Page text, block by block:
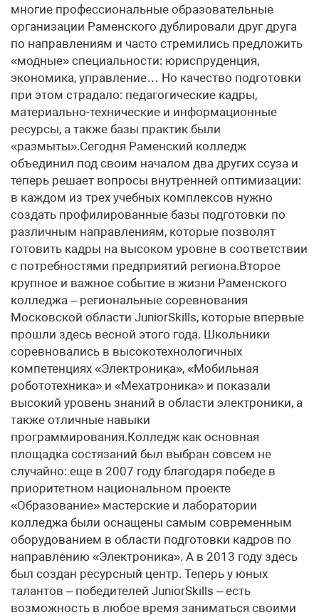
многие профессиональные образовательные
организации Раменского дублировали друг друга
по направлениям и часто стремились предложить
«модные» специальности: юриспруденция,
экономика, управление… Но качество подготовки
при этом страдало: педагогические кадры,
материально-технические и информационные
ресурсы, а также базы практик были
«размыты».Сегодня Раменский колледж
объединил под своим началом два других ссуза и
теперь решает вопросы внутренней оптимизации:
в каждом из трех учебных комплексов нужно
создать профилированные базы подготовки по
различным направлениям, которые позволят
готовить кадры на высоком уровне в соответствии
с потребностями предприятий региона.Второе
крупное и важное событие в жизни Раменского
колледжа – региональные соревнования
Московской области JuniorSkills, которые впервые
прошли здесь весной этого года. Школьники
соревновались в высокотехнологичных
компетенциях «Электроника», «Мобильная
робототехника» и «Мехатроника» и показали
высокий уровень знаний в области электроники, а
также отличные навыки
программирования.Колледж как основная
площадка состязаний был выбран совсем не
случайно: еще в 2007 году благодаря победе в
приоритетном национальном проекте
«Образование» мастерские и лаборатории
колледжа были оснащены самым современным
оборудованием в области подготовки кадров по
направлению «Электроника». А в 2013 году здесь
был создан ресурсный центр. Теперь у юных
талантов – победителей JuniorSkills – есть
возможность в любое время заниматься своими